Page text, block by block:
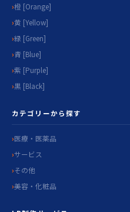
橙 [Orange]
黄 [Yellow]
緑 [Green]
青 [Blue]
紫 [Purple]
黒 [Black]
カテゴリーから探す
医療・医薬品
サービス
その他
美容・化粧品